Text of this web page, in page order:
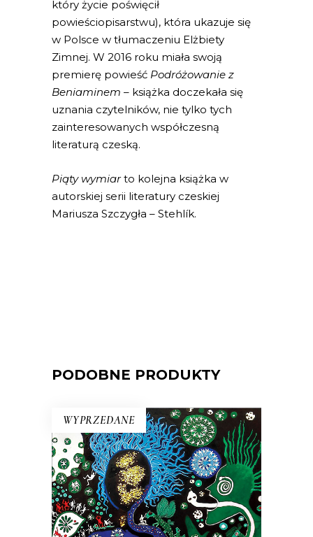
który życie poświęcił
powieściopisarstwu), która ukazuje się
w Polsce w tłumaczeniu Elżbiety
Zimnej. W 2016 roku miała swoją
premierę powieść Podróżowanie z
Beniaminem – książka doczekała się
uznania czytelników, nie tylko tych
zainteresowanych współczesną
literaturą czeską.
Piąty wymiarto kolejna książka w
autorskiej serii literatury czeskiej
Mariusza Szczygła – Stehlík.
PODOBNE PRODUKTY
WYPRZEDANE
JESTEM EGZALTOWANĄ
LENTILKĄ